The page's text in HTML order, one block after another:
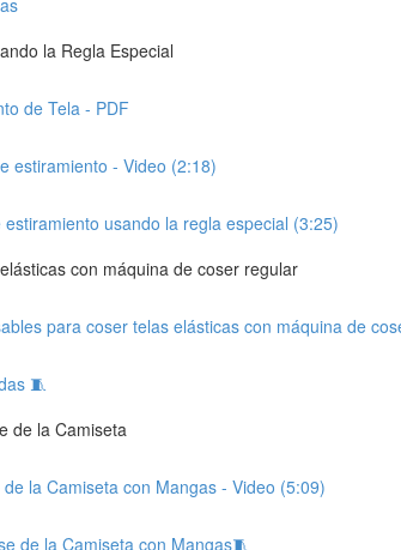
la Regla Especial
de Tela - PDF
estiramiento - Video (2:18)
usando la regla especial (3:25)
con máquina de coser regular
para coser telas elásticas con máquina de
🧵
de la Camiseta
la Camiseta con Mangas - Video (5:09)
de la Camiseta con Mangas🧵